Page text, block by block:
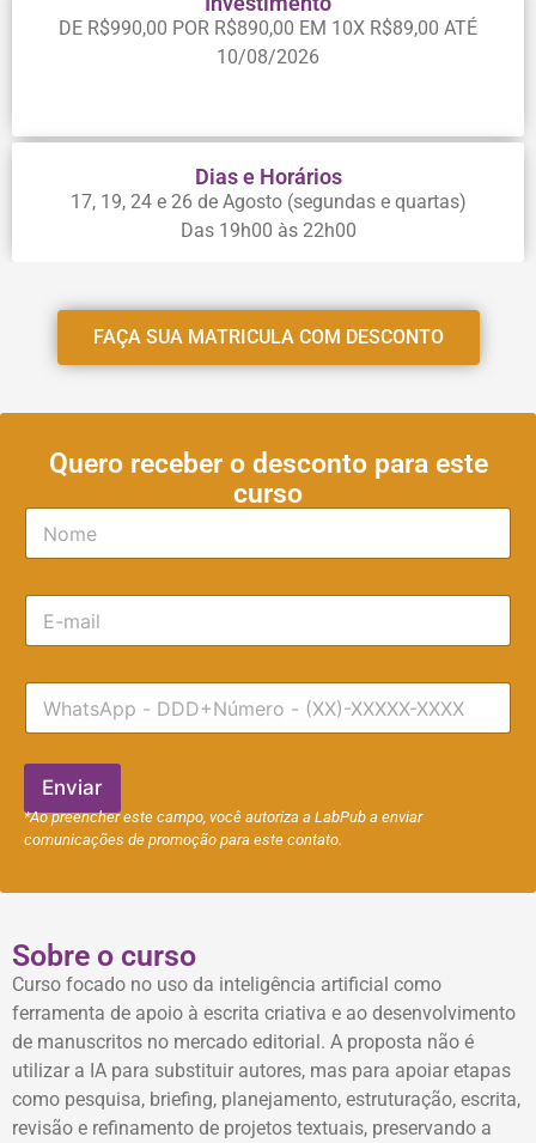
DE R$990,00 POR R$890,00 EM 10X R$89,00 ATÉ
10/08/2026
Dias e Horários
17, 19, 24 e 26 de Agosto (segundas e quartas)
Das 19h00 às 22h00
FAÇA SUA MATRICULA COM DESCONTO
Quero receber o desconto para este
curso
N
m
E
m
T
l
e
o
n
e
Enviar
*Ao preencher este campo, você autoriza a LabPub a enviar
comunicações de promoção para este contato.
Sobre o curso
Curso focado no uso da inteligência artificial como
ferramenta de apoio à escrita criativa e ao desenvolvimento
de manuscritos no mercado editorial. A proposta não é
utilizar a IA para substituir autores, mas para apoiar etapas
como pesquisa, briefing, planejamento, estruturação, escrita,
revisão e refinamento de projetos textuais, preservando a